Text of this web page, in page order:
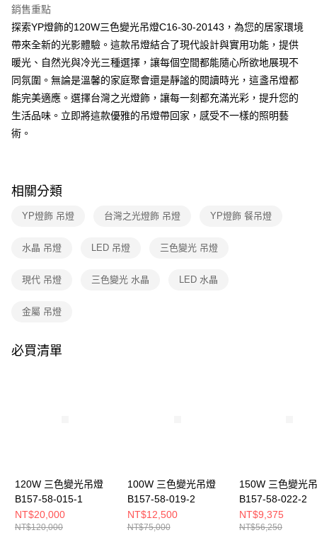
全盈+PAY
AFTEE先享後付
相關說明
【關於「AFTEE先享後付」】
AFTEE先享後付是「在收到商品之後才付款」的支付方式。 讓您購物簡單
便利好安心！
１．簡單：不需註冊會員、不需綁卡、不需儲值。
２．便利：只要手機號碼，簡訊認證，即可結帳。
結帳頁面，進行簡訊認證並確認金額後，即可完成結帳。
３．收到繳費通知簡訊後14天內，點擊此簡訊中的連結，可透過四大超商／
※ 請注意：結帳手續完成當下不需立刻繳費，但若您需要取消訂單，請聯絡
※ 交易是否成功請以「AFTEE先享後付 」之結帳頁面顯示為準，若有關於
客戶支援中心」
１．透過由恩沛科技股份有限公司提供之「AFTEE先享後付」服務完成之交
５．嚴禁一人註冊多個帳號或使用他人資訊註冊。若發現惡意使用之情形，
恩沛科技股份有限公司將有權停止該用戶之使用額度並採取法律行動。
銷售重點
探索YP燈飾的120W三色變光吊燈C16-30-20143，為您的居家環境
帶來全新的光影體驗。這款吊燈結合了現代設計與實用功能，提供
暖光、自然光與冷光三種選擇，讓每個空間都能隨心所欲地展現不
同氛圍。無論是溫馨的家庭聚會還是靜謐的閱讀時光，這盞吊燈都
能完美適應。選擇台灣之光燈飾，讓每一刻都充滿光彩，提升您的
生活品味。立即將這款優雅的吊燈帶回家，感受不一樣的照明藝
術。
相關分類
YP燈飾 吊燈 台灣之光燈飾 吊燈 YP燈飾 餐吊燈
水晶 吊燈 LED 吊燈 三色變光 吊燈
現代 吊燈 三色變光 水晶 LED 水晶
金屬 吊燈
必買清單
120W 三色變光吊燈
B157-58-015-1
NT$20,000
NT$120,000
100W 三色變光吊燈
B157-58-019-2
NT$12,500
NT$75,000
150W 三色變光
B157-58-022-2
NT$9,375
NT$56,250